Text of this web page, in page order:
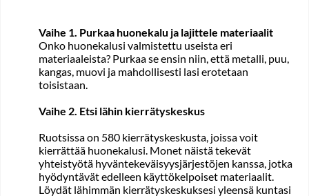
Vaihe 1. Purkaa huonekalu ja lajittele materiaalit
Onko huonekalusi valmistettu useista eri
materiaaleista? Purkaa se ensin niin, että metalli, puu,
kangas, muovi ja mahdollisesti lasi erotetaan
toisistaan.
Vaihe 2. Etsi lähin kierrätyskeskus
Ruotsissa on 580 kierrätyskeskusta, joissa voit
kierrättää huonekalusi. Monet näistä tekevät
yhteistyötä hyväntekeväisyysjärjestöjen kanssa, jotka
hyödyntävät edelleen käyttökelpoiset materiaalit.
Löydät lähimmän kierrätyskeskuksesi yleensä kuntasi